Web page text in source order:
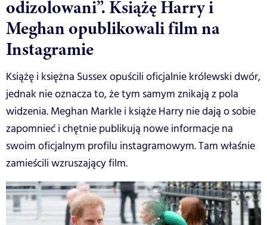
odizolowani”. Książę Harry i
Meghan opublikowali film na
Instagramie
Książę i księżna Sussex opuścili oficjalnie królewski dwór,
jednak nie oznacza to, że tym samym znikają z pola
widzenia. Meghan Markle i książe Harry nie dają o sobie
zapomnieć i chętnie publikują nowe informacje na
swoim oficjalnym profilu instagramowym. Tam właśnie
zamieścili wzruszający film.